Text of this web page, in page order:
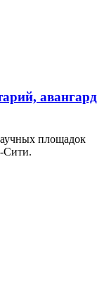
авангард
площадок
Сити.